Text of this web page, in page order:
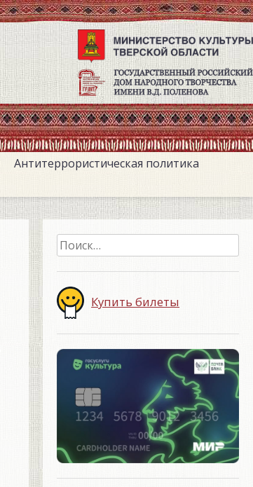
Антитеррористическая политика
Найти:
Купить билеты